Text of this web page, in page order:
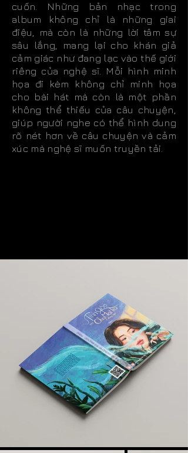
cuốn. Những bản nhạc trong
album không chỉ là những giai
điệu, mà còn là những lời tâm sự
sâu lắng, mang lại cho khán giả
cảm giác như đang lạc vào thế giới
riêng của nghệ sĩ. Mỗi hình minh
họa đi kèm không chỉ minh họa
cho bài hát mà còn là một phần
không thể thiếu của câu chuyện,
giúp người nghe có thể hình dung
rõ nét hơn về câu chuyện và cảm
xúc mà nghệ sĩ muốn truyền tải.